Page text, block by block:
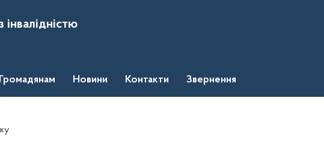
Громадянам Новини Контакти Звернення